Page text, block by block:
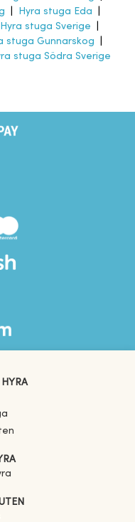
Hyra stuga Eda
Hyra stuga Sverige
stuga Gunnarskog
stuga Södra Sverige